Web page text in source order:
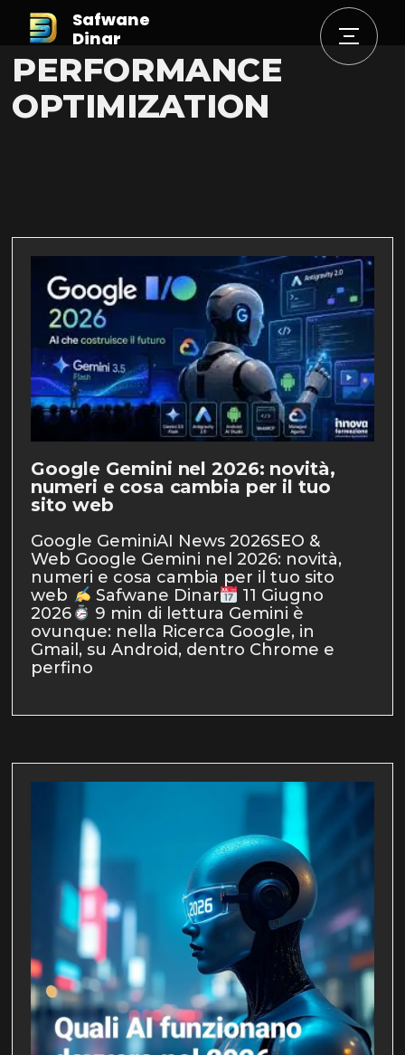
Safwane
Dinar
PERFORMANCE
OPTIMIZATION
Google Gemini nel 2026: novità,
numeri e cosa cambia per il tuo
sito web
Google GeminiAI News 2026SEO &
Web Google Gemini nel 2026: novità,
numeri e cosa cambia per il tuo sito
web
Safwane Dinar
11 Giugno
2026
9 min di lettura Gemini è
ovunque: nella Ricerca Google, in
Gmail, su Android, dentro Chrome e
perfino